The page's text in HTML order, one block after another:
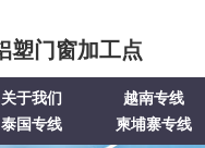
塑门窗加工点
关于我们 越南专线
泰国专线 柬埔寨专线